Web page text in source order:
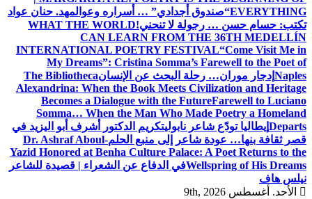
EVERYTHING“صندوق أجدادي” … أسراره وعوالمهد. حنان عواد
تكتب: حسام حسن … رجولة لا تنحني!WHAT THE WORLD
CAN LEARN FROM THE 36TH MEDELLÍN
INTERNATIONAL POETRY FESTIVAL“Come Visit Me in
My Dreams”: Cristina Somma’s Farewell to the Poet of
Naples إدجار موران… رحلة البحث عن الإنسانThe Bibliotheca
Alexandrina: When the Book Meets Civilization and Heritage
Becomes a Dialogue with the FutureFarewell to Luciano
Somma… When the Man Who Made Poetry a Homeland
Departs إيطاليا تودّع شاعر نابوليتكريم الدكتور أشرف أبو اليزيد في
قصر ثقافة بنها… عودة شاعر إلى منبع الحلمDr. Ashraf Aboul-
Yazid Honored at Benha Culture Palace: A Poet Returns to the
Wellspring of His Dreamsفي الدفاع عن الشعراء | قصيدة للشاعر
نيلس هاف
الأحد. أغسطس 9th, 2026